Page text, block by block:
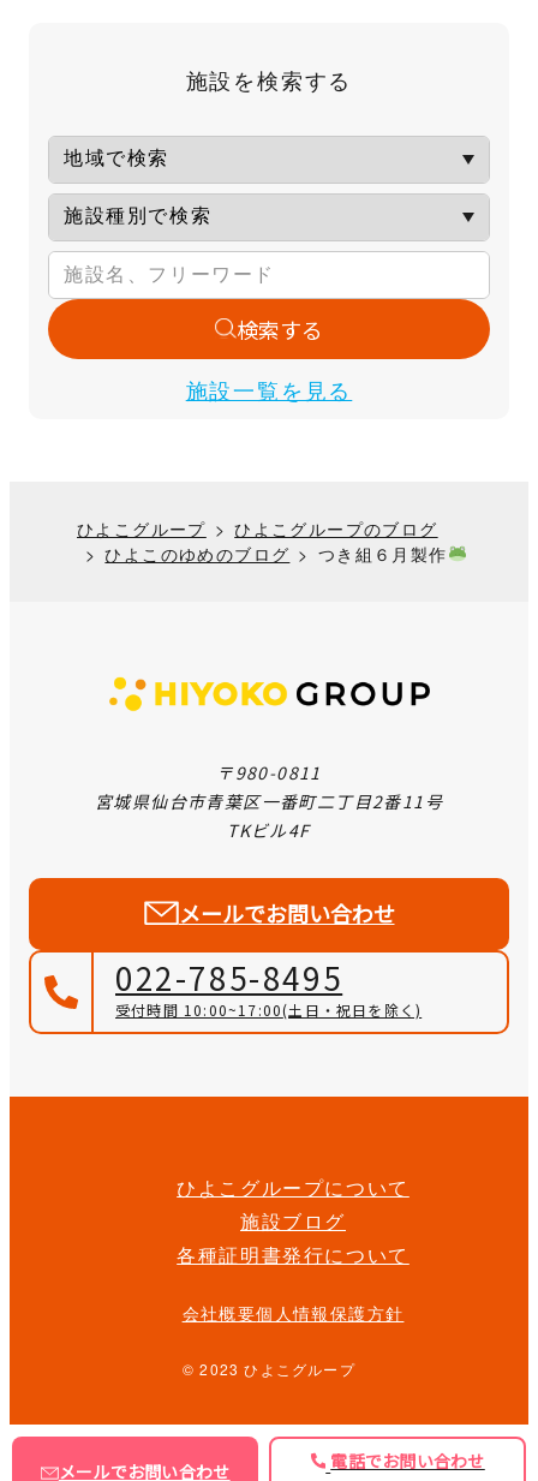
施設を検索する
施設一覧を見る
検索する
ひよこグループ
ひよこグループのブログ
ひよこのゆめのブログ
つき組６月製作
〒980-0811
宮城県仙台市青葉区一番町二丁目2番11号
TKビル4F
メールでお問い合わせ
022-785-8495
受付時間 10:00~17:00(土日・祝日を除く)
ひよこグループについて
施設ブログ
各種証明書発行について
会社概要個人情報保護方針
© 2023 ひよこグループ
メールでお問い合わせ 電話でお問い合わせ